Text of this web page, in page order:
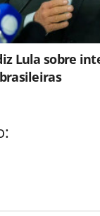
Lula sobre